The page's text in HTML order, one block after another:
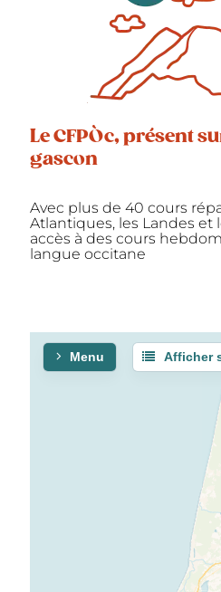
Le CFPÒc, présent
gascon
Avec plus de 40 cours
Atlantiques, les Landes et
accès à des cours
langue occitane